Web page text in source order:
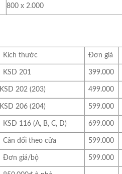
800 x 2.000
Kích thước Đơn giá
KSD 201 399.000
KSD 202 (203) 499.000
KSD 206 (204) 599.000
KSD 116 (A, B, C, D) 699.000
Cân đối theo cửa 599.000
Đơn giá/bộ 599.000